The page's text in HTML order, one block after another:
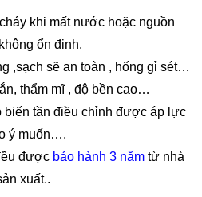
khi mất nước hoặc nguồn
ổn định.
,sạch sẽ an toàn , hống gỉ sét…
thẩm mĩ , độ bền cao…
biến tần điều chỉnh được áp lực
ý muốn….
được bảo hành 3 nămtừ nhà
xuất..